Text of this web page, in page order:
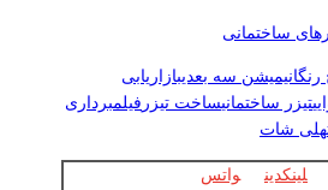
ساختمانی
رنگانیمیشن سه بعدیبازاریابی
تیزر ساختمانیساخت تیزر فیلمبرداری
هلی شات
لینکدین
واتس